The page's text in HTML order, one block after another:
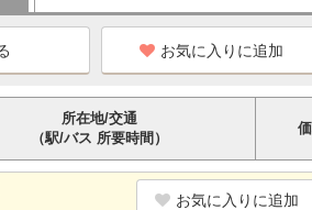
お気に入りに追加
所在地/交通
（駅/バス 所要時間）
お気に入りに追加